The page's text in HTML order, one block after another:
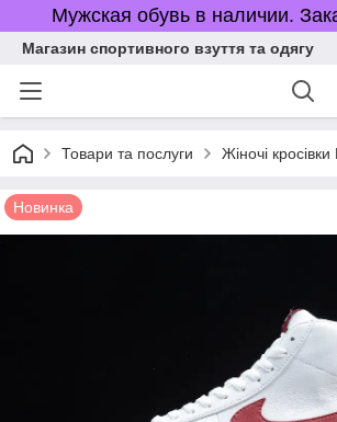
Мужская обувь в наличии.
Магазин спортивного взуття та одягу
Товари та послуги Жіночі
Новинка